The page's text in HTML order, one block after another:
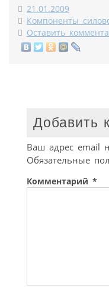
21.01.2009
Компоненты
Оставить
Добавить
Ваш адрес email
Обязательные
Комментарий *